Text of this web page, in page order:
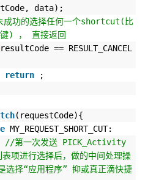
data);
功的选择任何一个shortcut(比
) ， 直接返回
== RESULT_CANCEL
return ;
(requestCode){
MY_REQUEST_SHORT_CUT:
//第一次发送 PICK_Activity
项进行选择后，做的中间处理操
选择“应用程序” 抑或真正滴快捷